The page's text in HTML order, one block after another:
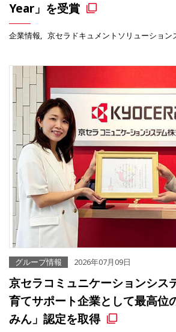
Year」を受賞
企業情報 京セラドキュメントソリューション
グループ情報 2026年07月09日
京セラコミュニケーションシス
育てサポート企業として最高位
みん」認定を取得